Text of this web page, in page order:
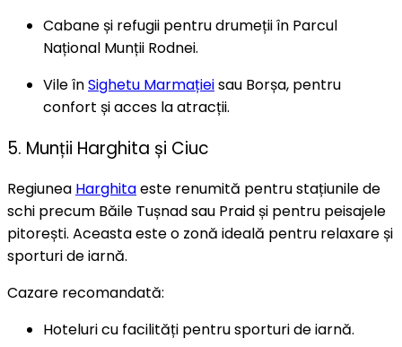
Cabane și refugii pentru drumeții în Parcul
Național Munții Rodnei.
Vile înSighetu Marmațieisau Borșa, pentru
confort și acces la atracții.
5. Munții Harghita și Ciuc
Regiunea Harghitaeste renumită pentru stațiunile de
schi precum Băile Tușnad sau Praid și pentru peisajele
pitorești. Aceasta este o zonă ideală pentru relaxare și
sporturi de iarnă.
Cazare recomandată:
Hoteluri cu facilități pentru sporturi de iarnă.